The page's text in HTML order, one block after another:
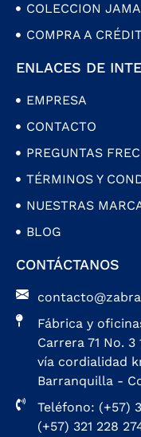
COLECCION
COMPRA A
ENLACES DE
EMPRESA
CONTACTO
PREGUNTAS
TÉRMINOS Y
NUESTRAS
BLOG
CONTÁCTANOS
Fábrica y
Carrera 71 No. 3
vía cordialidad
Barranquilla -
Teléfono: (+57)
(+57) 321 228